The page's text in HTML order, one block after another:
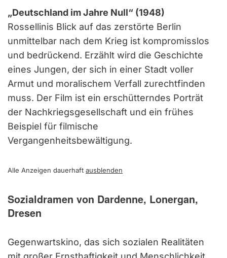
„Deutschland im Jahre Null“ (1948)
Rossellinis Blick auf das zerstörte Berlin
unmittelbar nach dem Krieg ist kompromisslos
und bedrückend. Erzählt wird die Geschichte
eines Jungen, der sich in einer Stadt voller
Armut und moralischem Verfall zurechtfinden
muss. Der Film ist ein erschütterndes Porträt
der Nachkriegsgesellschaft und ein frühes
Beispiel für filmische
Vergangenheitsbewältigung.
Alle Anzeigen dauerhaft ausblenden
Sozialdramen von Dardenne, Lonergan,
Dresen
Gegenwartskino, das sich sozialen Realitäten